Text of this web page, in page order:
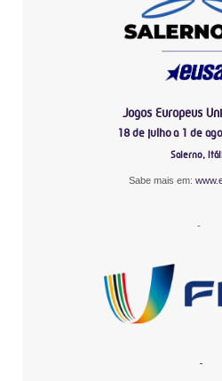
Jogos Europeus
18 de julho a 1 de
Salerno,
Sabe mais em:
-
-